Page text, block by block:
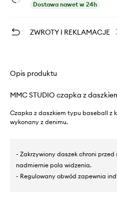
Dostawa nawet w 24h
ZWROTY I REKLAMACJE
Opis produktu
MMC STUDIO czapka z
Czapka z daszkiem typu baseball z
wykonany z denimu.
- Zakrzywiony daszek chroni
nadmiernie pola widzenia.
- Regulowany obwód zapewnia